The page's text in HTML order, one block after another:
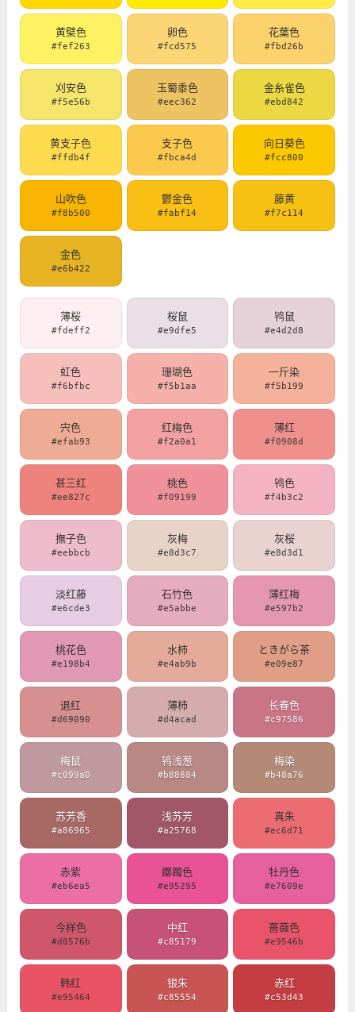
黄檗色
#fef263
卵色
#fcd575
花葉色
#fbd26b
刈安色
#f5e56b
玉蜀黍色
#eec362
金糸雀色
#ebd842
黄支子色
#ffdb4f
支子色
#fbca4d
向日葵色
#fcc800
山吹色
#f8b500
鬱金色
#fabf14
藤黄
#f7c114
金色
#e6b422
薄桜
#fdeff2
桜鼠
#e9dfe5
鸨鼠
#e4d2d8
虹色
#f6bfbc
珊瑚色
#f5b1aa
一斤染
#f5b199
宍色
#efab93
红梅色
#f2a0a1
薄红
#f0908d
甚三红
#ee827c
桃色
#f09199
鸨色
#f4b3c2
撫子色
#eebbcb
灰梅
#e8d3c7
灰桜
#e8d3d1
淡红藤
#e6cde3
石竹色
#e5abbe
薄红梅
#e597b2
桃花色
#e198b4
水柿
#e4ab9b
ときがら茶
#e09e87
退红
#d69090
薄柿
#d4acad
长春色
#c97586
梅鼠
#c099a0
鸨浅葱
#b88884
梅染
#b48a76
苏芳香
#a86965
浅苏芳
#a25768
真朱
#ec6d71
赤紫
#eb6ea5
躑躅色
#e95295
牡丹色
#e7609e
今样色
#d0576b
中红
#c85179
蔷薇色
#e9546b
韩红
#e95464
银朱
#c85554
赤红
#c53d43